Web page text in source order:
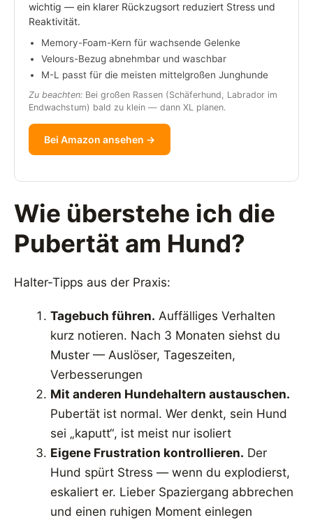
wichtig — ein klarer Rückzugsort reduziert Stress und
Reaktivität.
Memory-Foam-Kern für wachsende Gelenke
Velours-Bezug abnehmbar und waschbar
M-L passt für die meisten mittelgroßen Junghunde
Zu beachten: Bei großen Rassen (Schäferhund, Labrador im
Endwachstum) bald zu klein — dann XL planen.
Bei Amazon ansehen →
Wie überstehe ich die
Pubertät am Hund?
Halter-Tipps aus der Praxis:
Tagebuch führen. Auffälliges Verhalten
kurz notieren. Nach 3 Monaten siehst du
Muster — Auslöser, Tageszeiten,
Verbesserungen
Mit anderen Hundehaltern austauschen.
Pubertät ist normal. Wer denkt, sein Hund
sei „kaputt“, ist meist nur isoliert
Eigene Frustration kontrollieren. Der
Hund spürt Stress — wenn du explodierst,
eskaliert er. Lieber Spaziergang abbrechen
und einen ruhigen Moment einlegen